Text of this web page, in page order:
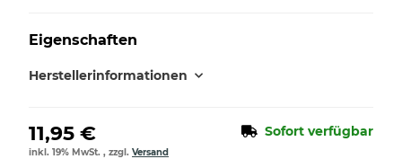
Eigenschaften
Herstellerinformationen
11,95 € Sofort verfügbar
inkl. 19% MwSt. , zzgl. Versand